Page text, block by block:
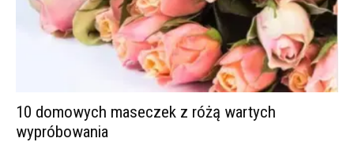
10 domowych maseczek z różą wartych
wypróbowania